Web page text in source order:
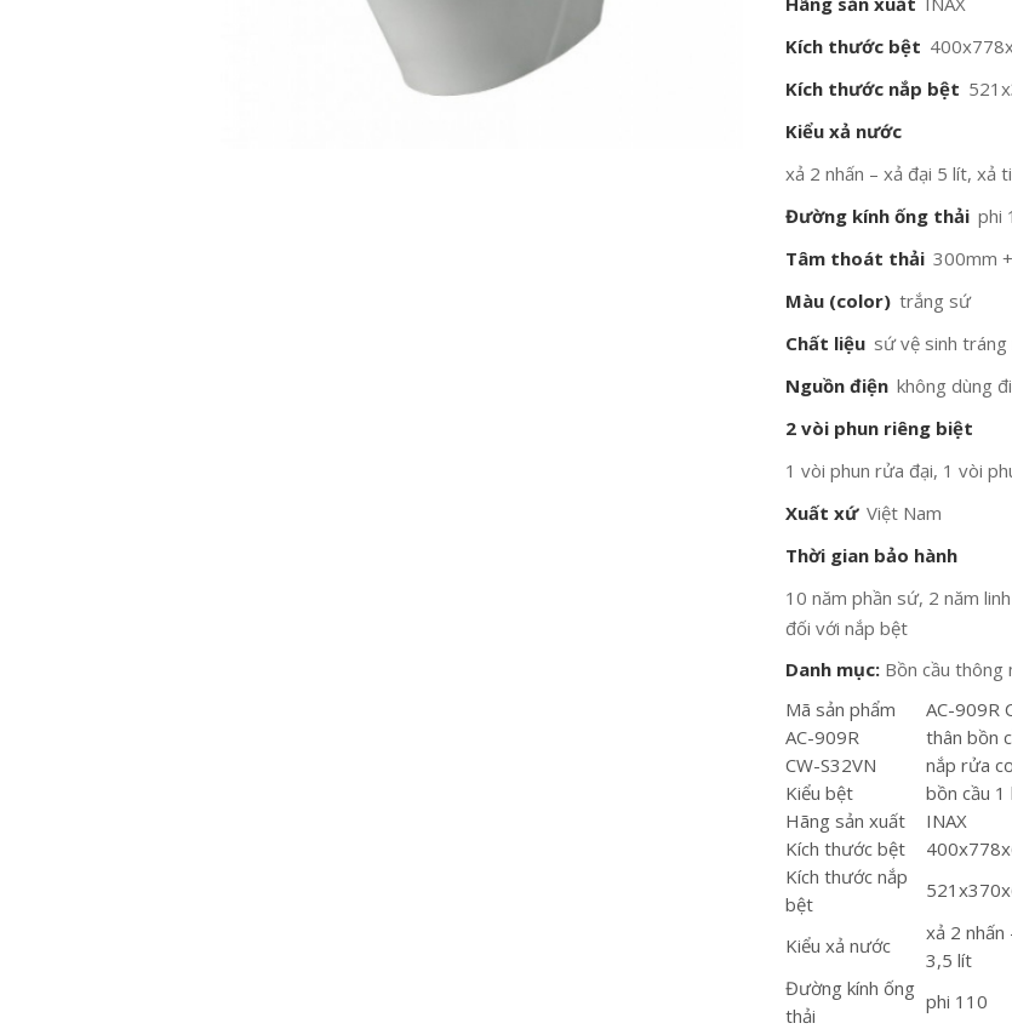
Kích thước bệt
Kích thước nắp bệt
Kiểu xả nước
xả 2 nhấn – xả đại 5 lít, xả
Đường kính ống thải phi
Tâm thoát thải 300mm
Màu (color) trắng sứ
Chất liệu sứ vệ sinh tráng
Nguồn điện không dùng
2 vòi phun riêng biệt
1 vòi phun rửa đại, 1 vòi
Xuất xứ Việt Nam
Thời gian bảo hành
10 năm phần sứ, 2 năm
đối với nắp bệt
Danh mục: Bồn cầu thông
Mã sản phẩm
AC-909R
AC-909R
thân bồn
CW-S32VN
nắp rửa
Kiểu bệt
bồn cầu
Hãng sản xuất
INAX
Kích thước bệt
Kích thước nắp
bệt
Kiểu xả nước
xả 2 nhấn
3,5 lít
Đường kính ống
thải
phi 110